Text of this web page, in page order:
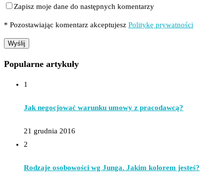
Zapisz moje dane do następnych komentarzy
* Pozostawiając komentarz akceptujesz Politykę prywatności
Popularne artykuły
1
Jak negocjować warunku umowy z pracodawcą?
21 grudnia 2016
2
Rodzaje osobowości wg Junga. Jakim kolorem jesteś?